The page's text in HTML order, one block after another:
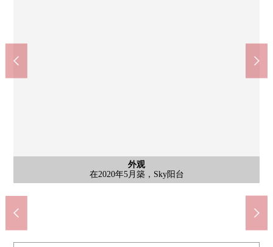
外观
在2020年5月築，Sky阳台
客厅
能享受各种各样的版面设计的LDK。根据心情以及生活方式，可
以用来舒服地渡过的空间的建设。
阳台
宽敞的Sky阳台
客厅
从属于通顶设计天花板
客厅
从属于通顶设计天花板
客厅
能享受各种各样的版面设计的LDK。根据心情以及生活方式，可
以用来舒服地渡过的空间的建设。
客厅
能享受各种各样的版面设计的LDK。根据心情以及生活方式，可
以用来舒服地渡过的空间的建设。
客厅
能享受各种各样的版面设计的LDK。根据心情以及生活方式，可
以用来舒服地渡过的空间的建设。
客厅
能享受各种各样的版面设计的LDK。根据心情以及生活方式，可
以用来舒服地渡过的空间的建设。
厨房
一边烹调，一边不过是能享受与家族的会话的开放式厨房♪一边认
为交流是家族，一边能工作。
厨房
厨房背后也宽敞。人确保能经由的空间。
洗脸
三面镜背后，盘子下面确保存储空间。可以洗涤剂的存货以及小
东西的收藏。
公共汽车
是有干净的感的浴室。具有能把洗发水或者肥皂放在的柜台以及
收纳托盘。
厕所
清洁感觉溢出来的厕所空间。用温水冲洗马桶座舒适地可以使
用。
门口
有干净的感的门口爽快地款待重要的客人。
门口
门口
室内
室内
阳台
2楼阳台
其他
入口
外观
外观
Big-A新座马场店(约210m)
doragguseimusu新座南店(约460m)
全家便利店新座马场店(约430m)
新座马场邮局(约170m)
马场第一公园(约340m)
新座内科肚子诊所(约180m)
新座市立第4小学(约960m)
新座市立新座中学(约1620m)